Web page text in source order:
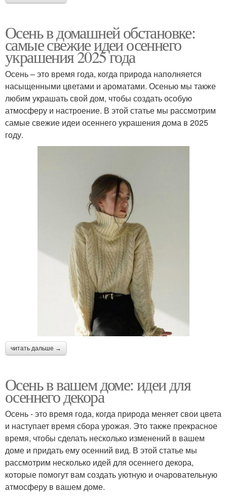
Осень в домашней обстановке:
самые свежие идеи осеннего
украшения 2025 года
Осень – это время года, когда природа наполняется
насыщенными цветами и ароматами. Осенью мы также
любим украшать свой дом, чтобы создать особую
атмосферу и настроение. В этой статье мы рассмотрим
самые свежие идеи осеннего украшения дома в 2025
году.
читать дальше →
Осень в вашем доме: идеи для
осеннего декора
Осень - это время года, когда природа меняет свои цвета
и наступает время сбора урожая. Это также прекрасное
время, чтобы сделать несколько изменений в вашем
доме и придать ему осенний вид. В этой статье мы
рассмотрим несколько идей для осеннего декора,
которые помогут вам создать уютную и очаровательную
атмосферу в вашем доме.